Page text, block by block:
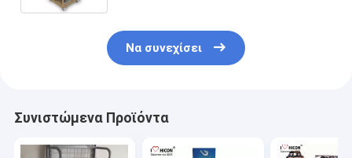
Να συνεχίσει
Συνιστώμενα Προϊόντα